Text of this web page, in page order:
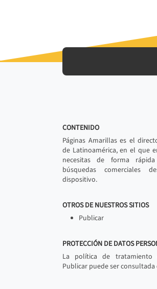
CONTENIDO
Páginas Amarillas es el
de Latinoamérica, en el que
necesitas de forma
búsquedas comerciales
dispositivo.
OTROS DE NUESTROS SITIOS
Publicar
PROTECCIÓN DE DATOS
La política de tratamiento
Publicar puede ser consultada